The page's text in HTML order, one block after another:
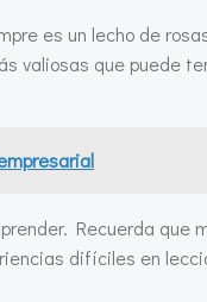
es un lecho de
que puede
Recuerda
difíciles en